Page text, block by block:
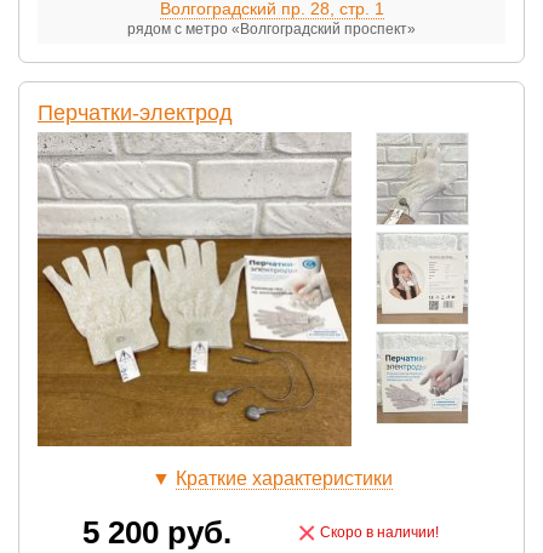
Волгоградский пр. 28, стр. 1
рядом с метро «Волгоградский проспект»
Перчатки-электрод
▼ Краткие характеристики
5 200 руб. × Скоро в наличии!